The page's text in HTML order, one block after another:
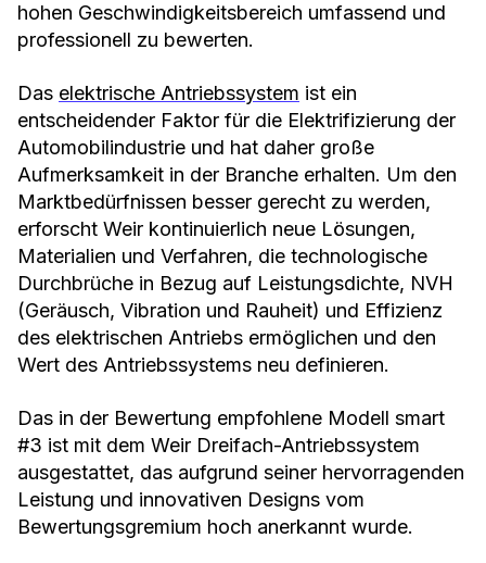
hohen Geschwindigkeitsbereich umfassend und
professionell zu bewerten.
Das elektrische Antriebssystem ist ein
entscheidender Faktor für die Elektrifizierung der
Automobilindustrie und hat daher große
Aufmerksamkeit in der Branche erhalten. Um den
Marktbedürfnissen besser gerecht zu werden,
erforscht Weir kontinuierlich neue Lösungen,
Materialien und Verfahren, die technologische
Durchbrüche in Bezug auf Leistungsdichte, NVH
(Geräusch, Vibration und Rauheit) und Effizienz
des elektrischen Antriebs ermöglichen und den
Wert des Antriebssystems neu definieren.
Das in der Bewertung empfohlene Modell smart
#3 ist mit dem Weir Dreifach-Antriebssystem
ausgestattet, das aufgrund seiner hervorragenden
Leistung und innovativen Designs vom
Bewertungsgremium hoch anerkannt wurde.